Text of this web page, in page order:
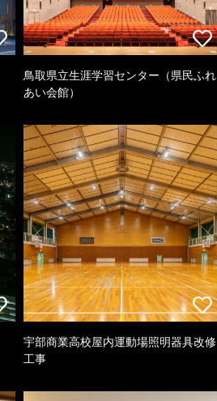
鳥取県立生涯学習センター（県民ふれ
あい会館）
宇部商業高校屋内運動場照明器具改修
工事